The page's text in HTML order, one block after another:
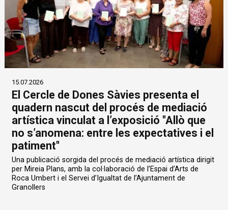
15.07.2026
El Cercle de Dones Sàvies presenta el
quadern nascut del procés de mediació
artística vinculat a l’exposició "Allò que
no s’anomena: entre les expectatives i el
patiment"
Una publicació sorgida del procés de mediació artística dirigit
per Mireia Plans, amb la col·laboració de l’Espai d’Arts de
Roca Umbert i el Servei d’Igualtat de l’Ajuntament de
Granollers